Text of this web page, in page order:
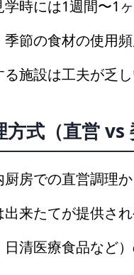
学時には1週間〜1
季節の食材の使用
施設は工夫が乏
方式（直営 vs
厨房での直営調理
出来たてが提供さ
日清医療食品など